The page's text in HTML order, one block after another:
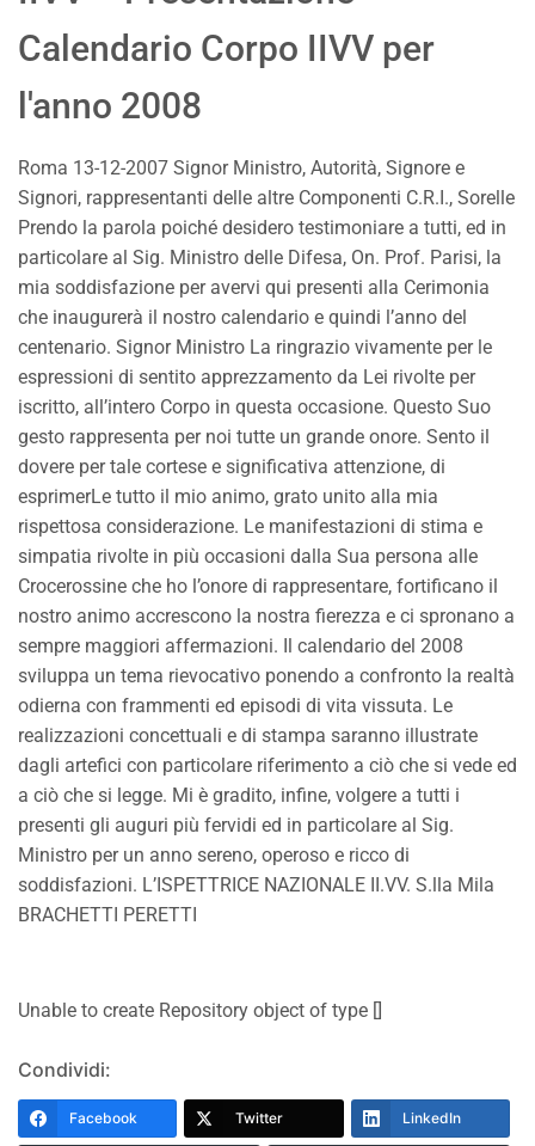
Calendario Corpo IIVV per
l'anno 2008
Roma 13-12-2007 Signor Ministro, Autorità, Signore e
Signori, rappresentanti delle altre Componenti C.R.I., Sorelle
Prendo la parola poiché desidero testimoniare a tutti, ed in
particolare al Sig. Ministro delle Difesa, On. Prof. Parisi, la
mia soddisfazione per avervi qui presenti alla Cerimonia
che inaugurerà il nostro calendario e quindi l’anno del
centenario. Signor Ministro La ringrazio vivamente per le
espressioni di sentito apprezzamento da Lei rivolte per
iscritto, all’intero Corpo in questa occasione. Questo Suo
gesto rappresenta per noi tutte un grande onore. Sento il
dovere per tale cortese e significativa attenzione, di
esprimerLe tutto il mio animo, grato unito alla mia
rispettosa considerazione. Le manifestazioni di stima e
simpatia rivolte in più occasioni dalla Sua persona alle
Crocerossine che ho l’onore di rappresentare, fortificano il
nostro animo accrescono la nostra fierezza e ci spronano a
sempre maggiori affermazioni. Il calendario del 2008
sviluppa un tema rievocativo ponendo a confronto la realtà
odierna con frammenti ed episodi di vita vissuta. Le
realizzazioni concettuali e di stampa saranno illustrate
dagli artefici con particolare riferimento a ciò che si vede ed
a ciò che si legge. Mi è gradito, infine, volgere a tutti i
presenti gli auguri più fervidi ed in particolare al Sig.
Ministro per un anno sereno, operoso e ricco di
soddisfazioni. L’ISPETTRICE NAZIONALE II.VV. S.lla Mila
BRACHETTI PERETTI
Unable to create Repository object of type []
Condividi:
Facebook Twitter LinkedIn